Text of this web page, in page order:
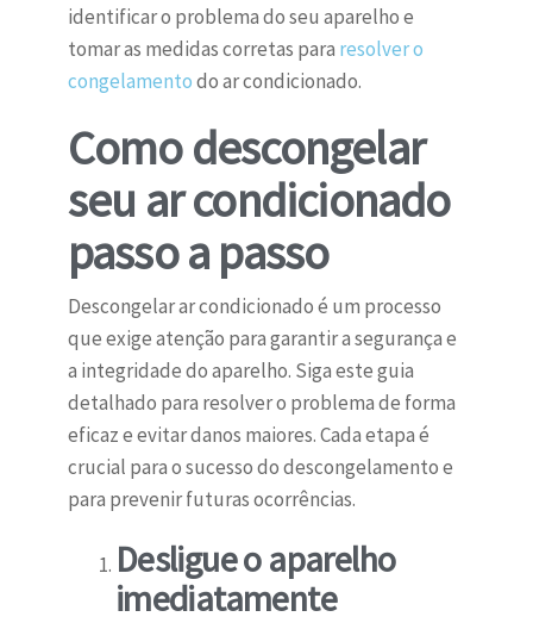
identificar o problema do seu aparelho e
tomar as medidas corretas para resolver o
congelamentodo ar condicionado.
Como descongelar
seu ar condicionado
passo a passo
Descongelar ar condicionado é um processo
que exige atenção para garantir a segurança e
a integridade do aparelho. Siga este guia
detalhado para resolver o problema de forma
eficaz e evitar danos maiores. Cada etapa é
crucial para o sucesso do descongelamento e
para prevenir futuras ocorrências.
Desligue o aparelho
imediatamente